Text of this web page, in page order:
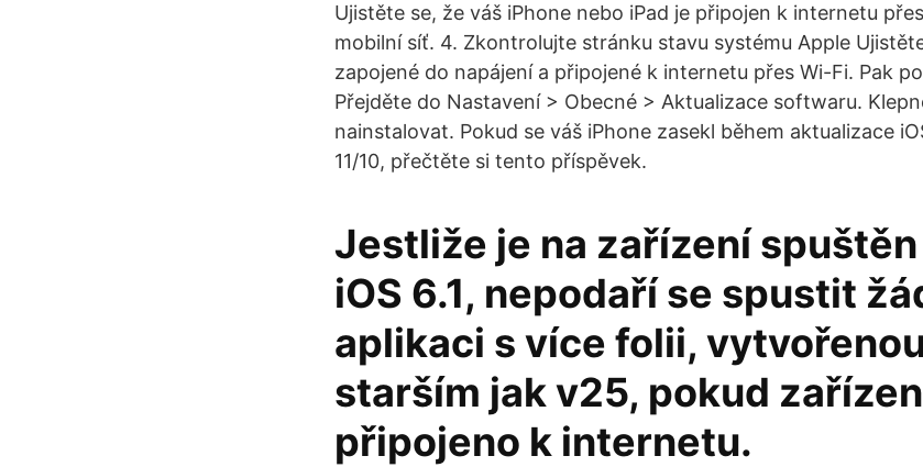
Ujistěte se, že váš iPhone nebo iPad je připojen k internetu
mobilní síť. 4. Zkontrolujte stránku stavu systému Apple
zapojené do napájení a připojené k internetu přes Wi-Fi. Pak
Přejděte do Nastavení > Obecné > Aktualizace softwaru.
nainstalovat. Pokud se váš iPhone zasekl během aktualizace
11/10, přečtěte si tento příspěvek.
Jestliže je na zařízení
iOS 6.1, nepodaří se spustit
aplikaci s více folii,
starším jak v25, pokud
připojeno k internetu.